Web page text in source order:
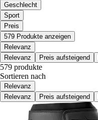
Geschlecht
Sport
Preis
579 Produkte anzeigen
Relevanz
Relevanz
Preis aufsteigend
579 produkte
Sortieren nach
Relevanz
Relevanz
Preis aufsteigend